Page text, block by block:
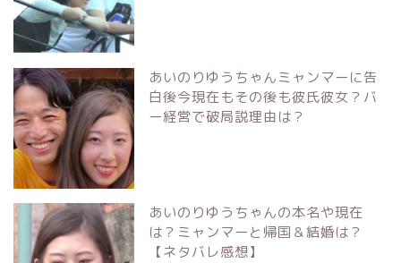
あいのりゆうちゃんミャンマーに告
白後今現在もその後も彼氏彼女？バ
ー経営で破局説理由は？
あいのりゆうちゃんの本名や現在
は？ミャンマーと帰国＆結婚は？
【ネタバレ感想】